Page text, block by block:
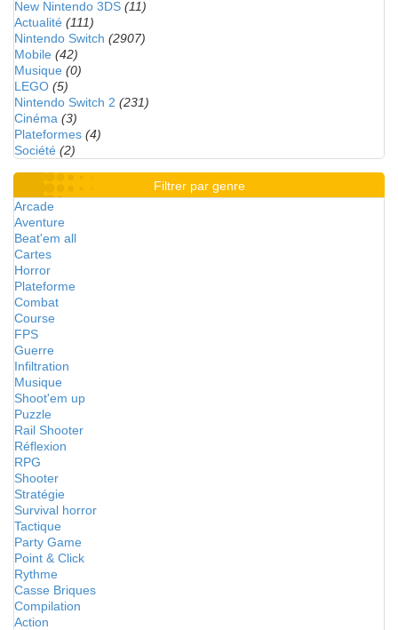
New Nintendo 3DS (11)
Actualité (111)
Nintendo Switch (2907)
Mobile (42)
Musique (0)
LEGO (5)
Nintendo Switch 2 (231)
Cinéma (3)
Plateformes (4)
Société (2)
Filtrer par genre
Arcade
Aventure
Beat'em all
Cartes
Horror
Plateforme
Combat
Course
FPS
Guerre
Infiltration
Musique
Shoot'em up
Puzzle
Rail Shooter
Réflexion
RPG
Shooter
Stratégie
Survival horror
Tactique
Party Game
Point & Click
Rythme
Casse Briques
Compilation
Action